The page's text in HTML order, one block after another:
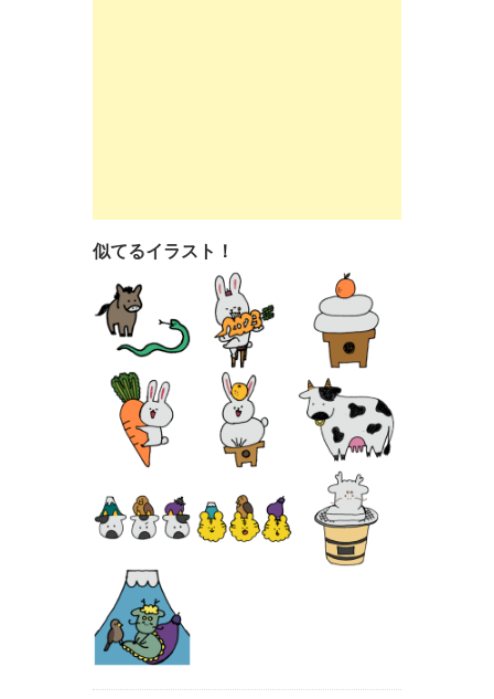
似てるイラスト！